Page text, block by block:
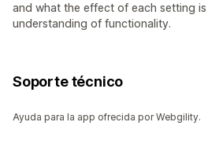
and what the effect of each setting
understanding of functionality.
Soporte técnico
Ayuda para la app ofrecida por Webgility.